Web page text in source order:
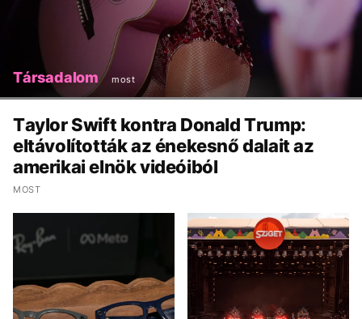
Társadalom most
Taylor Swift kontra Donald Trump:
eltávolították az énekesnő dalait az
amerikai elnök videóiból
MOST